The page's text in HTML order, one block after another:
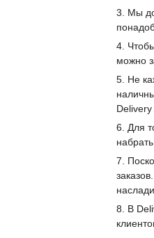
Мы
можно
Не
Для
В